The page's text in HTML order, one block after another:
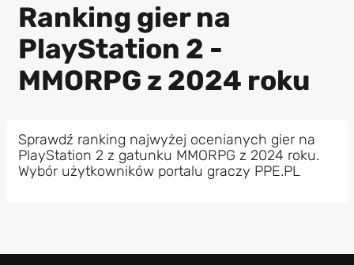
Ranking gier na
PlayStation 2 -
MMORPG z 2024 roku
Sprawdź ranking najwyżej ocenianych gier na
PlayStation 2 z gatunku MMORPG z 2024 roku.
Wybór użytkowników portalu graczy PPE.PL